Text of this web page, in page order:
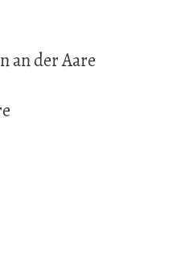
an der Aare